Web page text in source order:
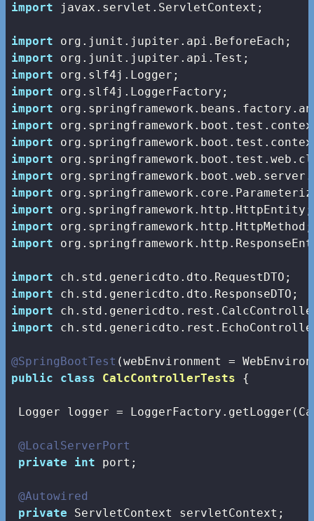
import javax.servlet.ServletContext;
import
import
import
import
import
import
import
import
import
import
import
import
import
import
import
import
import
@SpringBootTest
public
class CalcControllerTests {
Logger logger =
@LocalServerPort
private
int port;
@Autowired
private ServletContext servletContext;